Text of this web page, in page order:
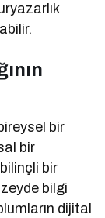
bir
bir
bir
bilgi
dijital